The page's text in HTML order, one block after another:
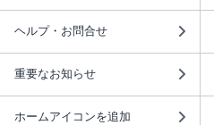
ヘルプ・お問合せ
重要なお知らせ
ホームアイコンを追加